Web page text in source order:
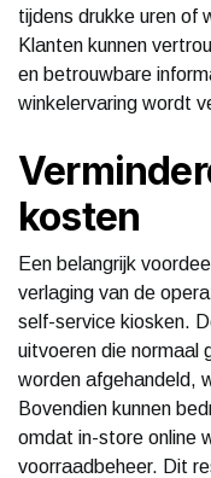
tijdens drukke uren of
Klanten kunnen
en betrouwbare
winkelervaring wordt
kosten
Een belangrijk
verlaging van de
self-service kiosken.
uitvoeren die normaal
worden afgehandeld,
Bovendien kunnen
omdat in-store online
voorraadbeheer. Dit